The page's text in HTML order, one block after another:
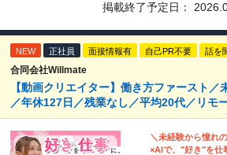
掲載終了予定日：
NEW 正社員 面接情報有 自己PR不要 話を
合同会社Willmate
【動画クリエイター】働き方ファースト
／年休127日／残業なし／平均20代／リモ
＼未経験から憧れ
×AIで、"好き"を仕